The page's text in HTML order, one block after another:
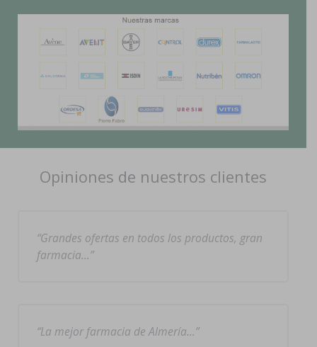
Opiniones de nuestros clientes
Grandes ofertas en todos los productos, gran
farmacia…
La mejor farmacia de Almería…